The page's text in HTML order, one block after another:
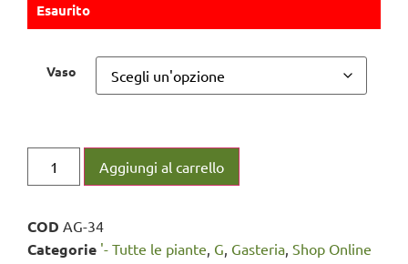
Esaurito
Vaso
Aggiungi al carrello
COD AG-34
Categorie '- Tutte le piante G Gasteria Shop Online